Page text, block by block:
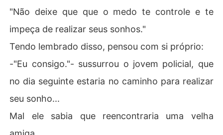
"Não deixe que que o medo te controle e te
impeça de realizar seus sonhos."
Tendo lembrado disso, pensou com si próprio:
-"Eu consigo."- sussurrou o jovem policial, que
no dia seguinte estaria no caminho para realizar
seu sonho...
Mal ele sabia que reencontraria uma velha